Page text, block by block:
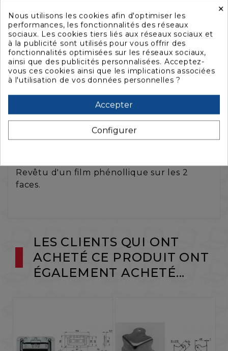
La description
Caractéristiques
Revêtu d'un film phénollique sur les 2
faces.
LES CLIENTS QUI ONT
ACHETÉ CE PRODUIT ONT
ÉGALEMENT ACHETÉ...
×
Nous utilisons les cookies afin d'optimiser les
performances, les fonctionnalités des réseaux
sociaux. Les cookies tiers liés aux réseaux sociaux et
à la publicité sont utilisés pour vous offrir des
fonctionnalités optimisées sur les réseaux sociaux,
ainsi que des publicités personnalisées. Acceptez-
vous ces cookies ainsi que les implications associées
à l'utilisation de vos données personnelles ?
Accepter
Configurer